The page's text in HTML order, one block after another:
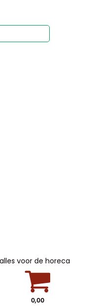
voor de horeca
0,00